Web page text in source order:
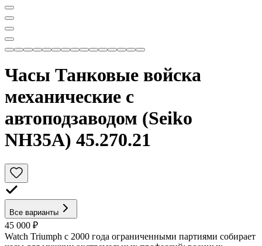
Часы Танковые войска
механические с
автоподзаводом (Seiko
NH35A) 45.270.21
Все варианты
45 000 ₽
Watch Triumph с 2000 года ограниченными партиями собирает